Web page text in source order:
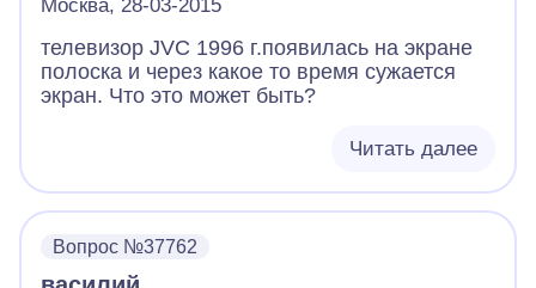
Москва, 28-03-2015
телевизор JVC 1996 г.появилась на экране
полоска и через какое то время сужается
экран. Что это может быть?
Читать далее
Вопрос №37762